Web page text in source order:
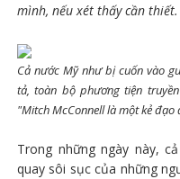
mình, nếu xét thấy cần thiết.
Cả nước Mỹ như bị cuốn vào
tả, toàn bộ phương tiện
"Mitch McConnell là một kẻ đạo
Trong những ngày này,
quay sôi sục của những